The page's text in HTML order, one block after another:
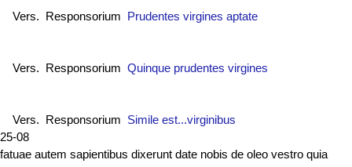
Vers. Responsorium Prudentes virgines aptate
Vers. Responsorium Quinque prudentes virgines
Vers. Responsorium Simile est...virginibus
25-08
fatuae autem sapientibus dixerunt date nobis de oleo vestro quia